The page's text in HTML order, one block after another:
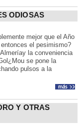
ODIOSAS
mejor que el Año
el pesimismo?
la conveniencia
se pone la
pulsos a la
Y OTRAS